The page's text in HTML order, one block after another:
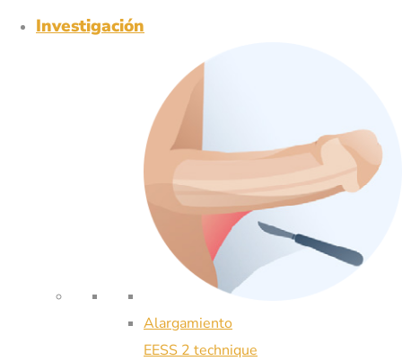
Investigación
Alargamiento
EESS 2 technique